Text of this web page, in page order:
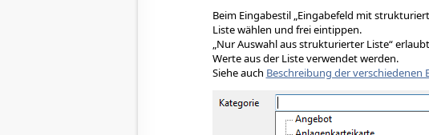
Beim Eingabestil „Eingabefeld mit
Liste wählen und frei eintippen.
„Nur Auswahl aus strukturierter Liste“
Werte aus der Liste verwendet werden.
Siehe auch Beschreibung der verschiedenen